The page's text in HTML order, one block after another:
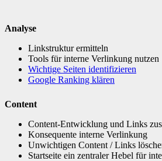
Analyse
Linkstruktur ermitteln
Tools für interne Verlinkung nutzen
Wichtige Seiten identifizieren
Google Ranking klären
Content
Content-Entwicklung und Links
Konsequente interne Verlinkung
Unwichtigen Content / Links
Startseite ein zentraler Hebel für